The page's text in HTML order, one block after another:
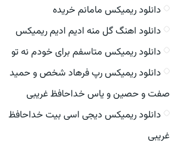
دانلود ریمیکس مامانم خریده
دانلود اهنگ گل منه ادیم ادیم ریمیکس
دانلود ریمیکس متاسفم برای خودم نه تو
دانلود ریمیکس رپ فرهاد شخص و حمید
صفت و حصین و یاس خداحافظ غریبی
دانلود ریمیکس دیجی اسی بیت خداحافظ
غریبی